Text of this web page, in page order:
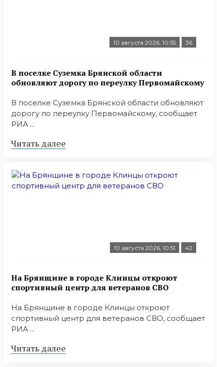
10 августа 2026, 10:55 36
В поселке Суземка Брянской области
обновляют дорогу по переулку Первомайскому
В поселке Суземка Брянской области обновляют
дорогу по переулку Первомайскому, сообщает
РИА ...
Читать далее
10 августа 2026, 10:51 42
На Брянщине в городе Клинцы откроют
спортивный центр для ветеранов СВО
На Брянщине в городе Клинцы откроют
спортивный центр для ветеранов СВО, сообщает
РИА ...
Читать далее